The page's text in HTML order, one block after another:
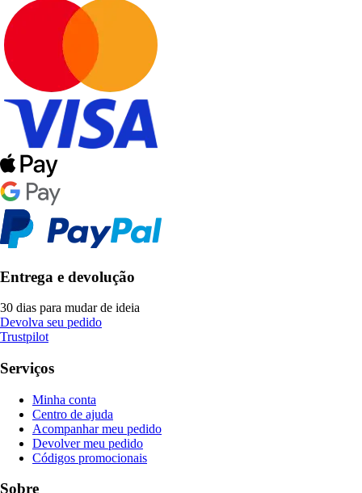
Entrega e devolução
30 dias para mudar de ideia
Devolva seu pedido
Trustpilot
Serviços
Minha conta
Centro de ajuda
Acompanhar meu pedido
Devolver meu pedido
Códigos promocionais
Sobre